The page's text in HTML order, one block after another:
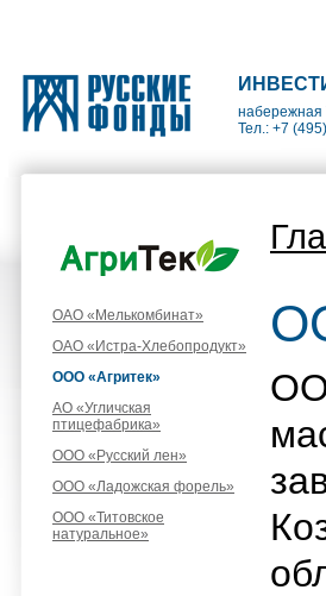
набережная
Тел.: +7
ОАО «Мелькомбинат»
ОАО «Истра-Хлебопродукт»
ООО «Агритек»
АО «Угличская
птицефабрика»
ООО «Русский лен»
ООО «Ладожская форель»
ООО «Титовское
натуральное»